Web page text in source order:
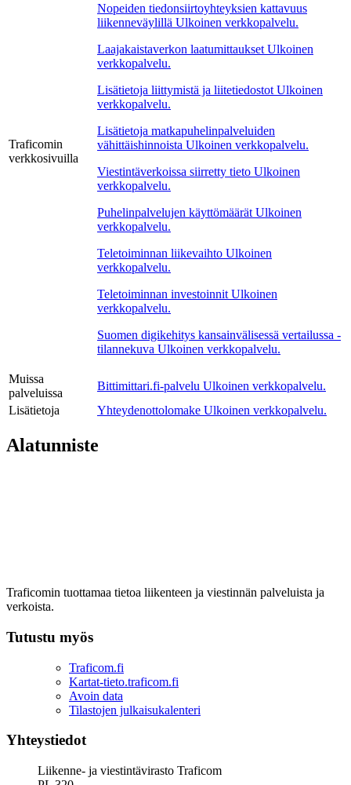
Traficomin
verkkosivuilla
Nopeiden tiedonsiirtoyhteyksien kattavuus
liikenneväylillä Ulkoinen verkkopalvelu.
Laajakaistaverkon laatumittaukset Ulkoinen
verkkopalvelu.
Lisätietoja liittymistä ja liitetiedostot Ulkoinen
verkkopalvelu.
Lisätietoja matkapuhelinpalveluiden
vähittäishinnoista Ulkoinen verkkopalvelu.
Viestintäverkoissa siirretty tieto Ulkoinen
verkkopalvelu.
Puhelinpalvelujen käyttömäärät Ulkoinen
verkkopalvelu.
Teletoiminnan liikevaihto Ulkoinen
verkkopalvelu.
Teletoiminnan investoinnit Ulkoinen
verkkopalvelu.
Suomen digikehitys kansainvälisessä vertailussa -
tilannekuva Ulkoinen verkkopalvelu.
Muissa
palveluissa
Bittimittari.fi-palvelu Ulkoinen verkkopalvelu.
Lisätietoja
Yhteydenottolomake Ulkoinen verkkopalvelu.
Alatunniste
Traficomin tuottamaa tietoa liikenteen ja viestinnän palveluista ja
verkoista.
Tutustu myös
Traficom.fi
Kartat-tieto.traficom.fi
Avoin data
Tilastojen julkaisukalenteri
Yhteystiedot
Liikenne- ja viestintävirasto Traficom